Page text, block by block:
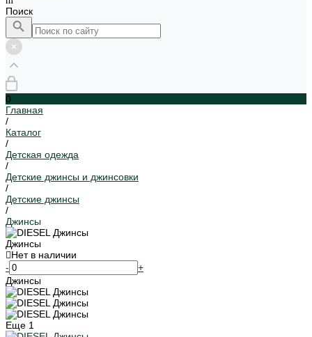
Поиск
0
Главная
/
Каталог
/
Детская одежда
/
Детские джинсы и джинсовки
/
Детские джинсы
/
Джинсы
Джинсы
Нет в наличии
-
+
Джинсы
Еще 1